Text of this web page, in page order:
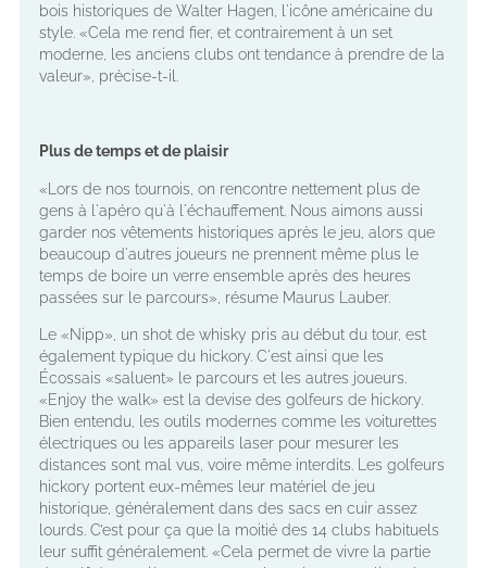
bois historiques de Walter Hagen, l'icône américaine du
style. «Cela me rend fier, et contrairement à un set
moderne, les anciens clubs ont tendance à prendre de la
valeur», précise-t-il.
Plus de temps et de plaisir
«Lors de nos tournois, on rencontre nettement plus de
gens à l'apéro qu'à l'échauffement. Nous aimons aussi
garder nos vêtements historiques après le jeu, alors que
beaucoup d'autres joueurs ne prennent même plus le
temps de boire un verre ensemble après des heures
passées sur le parcours», résume Maurus Lauber.
Le «Nipp», un shot de whisky pris au début du tour, est
également typique du hickory. C'est ainsi que les
Écossais «saluent» le parcours et les autres joueurs.
«Enjoy the walk» est la devise des golfeurs de hickory.
Bien entendu, les outils modernes comme les voiturettes
électriques ou les appareils laser pour mesurer les
distances sont mal vus, voire même interdits. Les golfeurs
hickory portent eux-mêmes leur matériel de jeu
historique, généralement dans des sacs en cuir assez
lourds. C’est pour ça que la moitié des 14 clubs habituels
leur suffit généralement. «Cela permet de vivre la partie